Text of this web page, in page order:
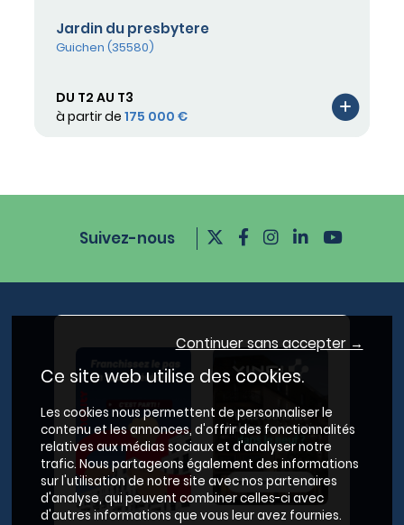
Jardin du presbytere
Guichen (35580)
DU T2 AU T3
à partir de 175 000 €
Suivez-nous
Continuer sans accepter →
Ce site web utilise des cookies.
Les cookies nous permettent de personnaliser le
contenu et les annonces, d'offrir des fonctionnalités
relatives aux médias sociaux et d'analyser notre
trafic. Nous partageons également des informations
sur l'utilisation de notre site avec nos partenaires
d'analyse, qui peuvent combiner celles-ci avec
d'autres informations que vous leur avez fournies.